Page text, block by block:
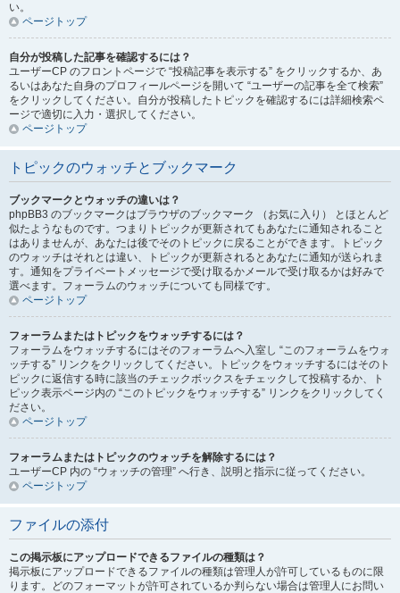
い。
ページトップ
自分が投稿した記事を確認するには？
ユーザーCP のフロントページで “投稿記事を表示する” をクリックするか、あ
るいはあなた自身のプロフィールページを開いて “ユーザーの記事を全て検索”
をクリックしてください。自分が投稿したトピックを確認するには詳細検索ペ
ージで適切に入力・選択してください。
ページトップ
トピックのウォッチとブックマーク
ブックマークとウォッチの違いは？
phpBB3 のブックマークはブラウザのブックマーク （お気に入り） とほとんど
似たようなものです。つまりトピックが更新されてもあなたに通知されること
はありませんが、あなたは後でそのトピックに戻ることができます。トピック
のウォッチはそれとは違い、トピックが更新されるとあなたに通知が送られま
す。通知をプライベートメッセージで受け取るかメールで受け取るかは好みで
選べます。フォーラムのウォッチについても同様です。
ページトップ
フォーラムまたはトピックをウォッチするには？
フォーラムをウォッチするにはそのフォーラムへ入室し “このフォーラムをウォ
ッチする” リンクをクリックしてください。トピックをウォッチするにはそのト
ピックに返信する時に該当のチェックボックスをチェックして投稿するか、ト
ピック表示ページ内の “このトピックをウォッチする” リンクをクリックしてく
ださい。
ページトップ
フォーラムまたはトピックのウォッチを解除するには？
ユーザーCP 内の “ウォッチの管理” へ行き、説明と指示に従ってください。
ページトップ
ファイルの添付
この掲示板にアップロードできるファイルの種類は？
掲示板にアップロードできるファイルの種類は管理人が許可しているものに限
ります。どのフォーマットが許可されているか判らない場合は管理人にお問い